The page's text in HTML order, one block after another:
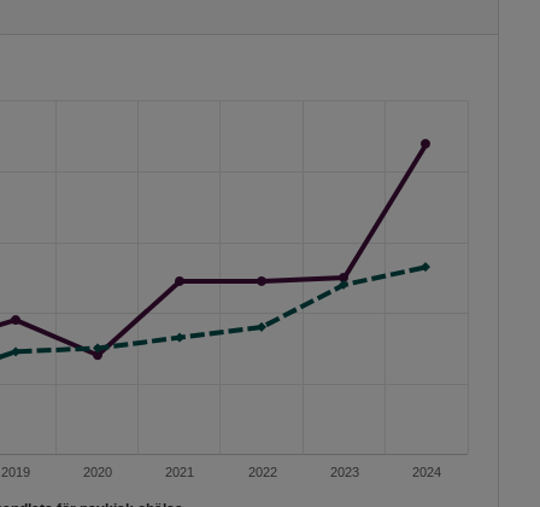
2019 2020 2021 2022 2023 2024